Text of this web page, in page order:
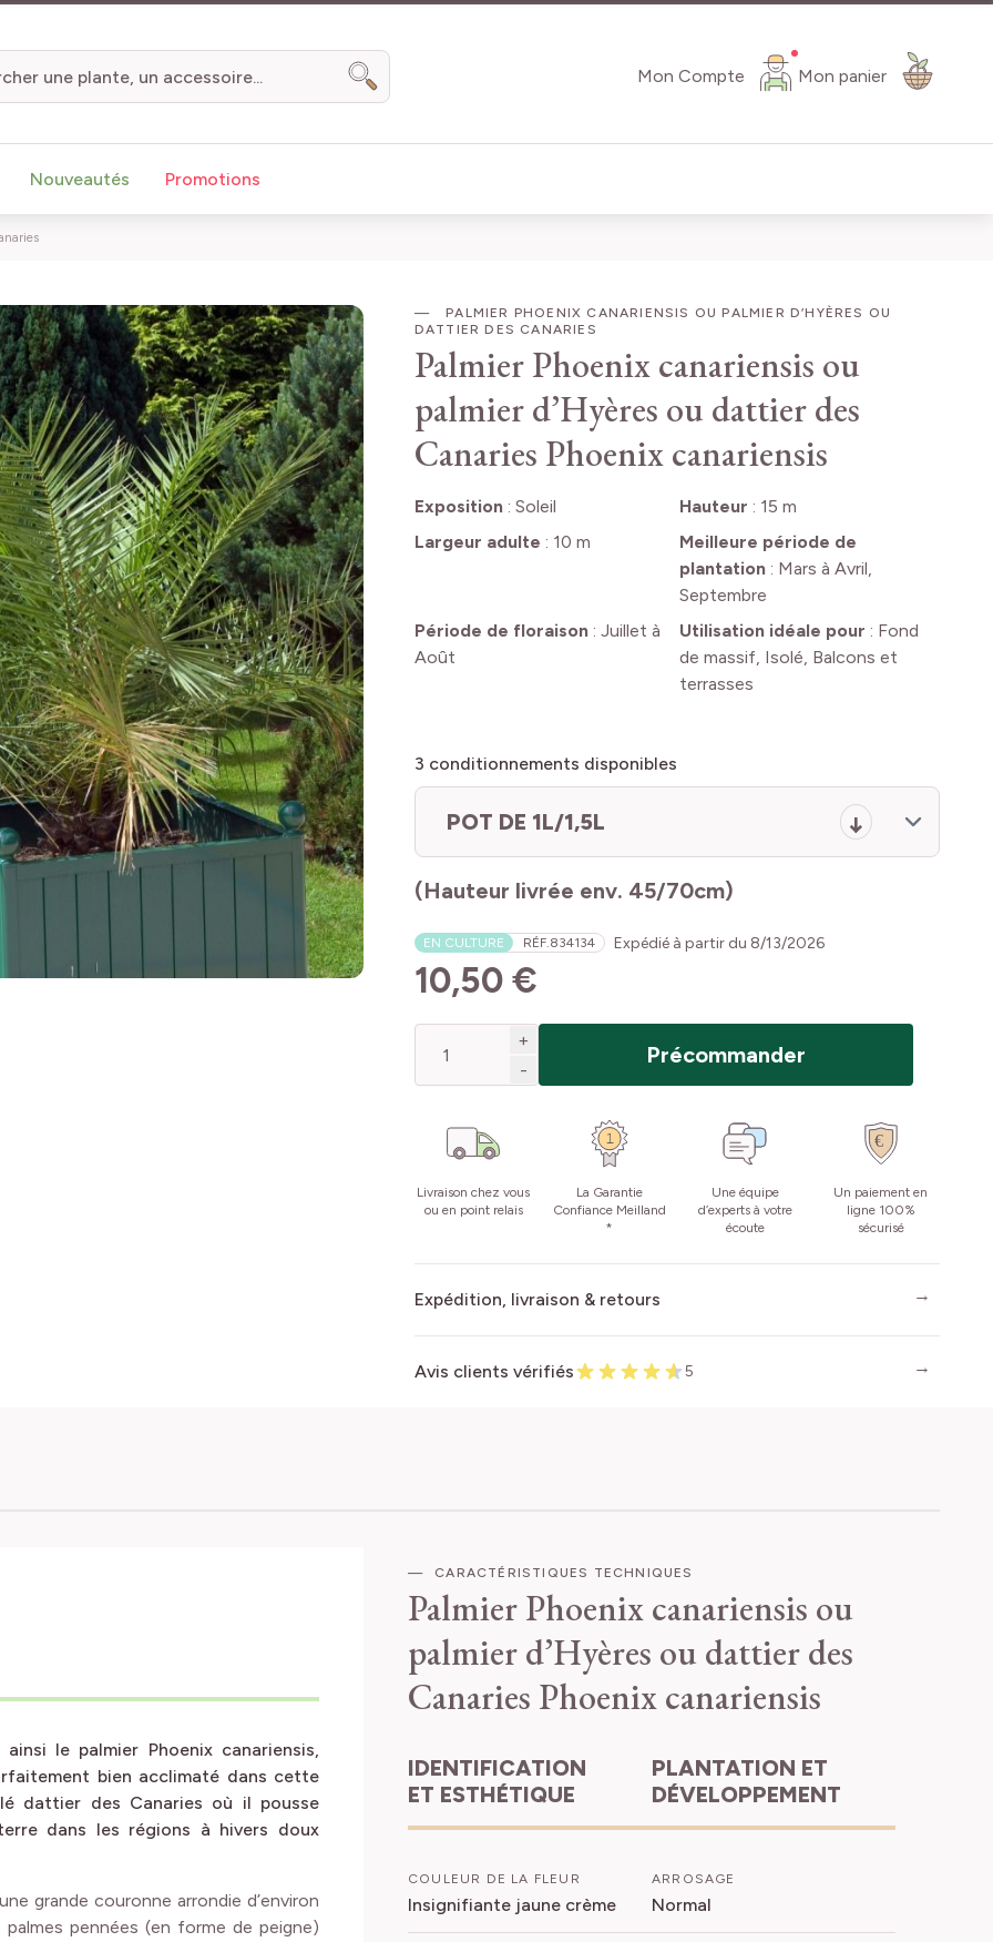
Mon Compte Mon panier
Nouveautés Promotions
Chercher
PALMIER PHOENIX CANARIENSIS OU PALMIER D’HYÈRES OU
DATTIER DES CANARIES
Palmier Phoenix canariensis ou
palmier d’Hyères ou dattier des
Canaries Phoenix canariensis
Exposition: Soleil Hauteur : 15 m
Largeur adulte : 10 m
Meilleure période de
plantation: Mars à Avril,
Septembre
Période de floraison: Juillet à
Août
Utilisation idéale pour : Fond
de massif, Isolé, Balcons et
terrasses
3 conditionnements disponibles
POT DE 1L/1,5L
(Hauteur livrée env. 45/70cm)
EN CULTURE RÉF.834134 Expédié à partir du 8/13/2026
10,50 €
+
-
Précommander
Livraison chez vous
ou en point relais
La Garantie
Confiance Meilland
*
Une équipe
d’experts à votre
écoute
Un paiement en
ligne 100%
sécurisé
Expédition, livraison & retours
Avis clients vérifiés 5
le palmier Phoenix canariensis,
bien acclimaté dans cette
dattier des Canaries où il pousse
dans les régions à hivers doux
grande couronne arrondie d’environ
pennées (en forme de peigne)
CARACTÉRISTIQUES TECHNIQUES
Palmier Phoenix canariensis ou
palmier d’Hyères ou dattier des
Canaries Phoenix canariensis
IDENTIFICATION
ET ESTHÉTIQUE
COULEUR DE LA FLEUR
Insignifiante jaune crème
PLANTATION ET
DÉVELOPPEMENT
ARROSAGE
Normal